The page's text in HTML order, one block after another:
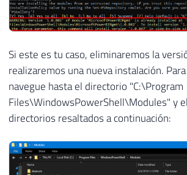
Si este es tu caso, eliminaremos la
realizaremos una nueva instalación.
navegue hasta el directorio "C:\Program
Files\WindowsPowerShell\Modules" y
directorios resaltados a continuación: